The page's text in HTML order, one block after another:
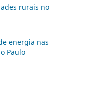
rurais no
energia nas
Paulo